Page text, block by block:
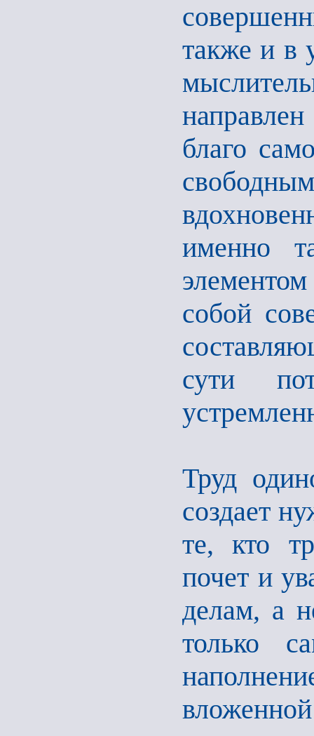
также и в
благо
именно
собой
сути
Труд
создает
те, кто
почет и
делам, а
только